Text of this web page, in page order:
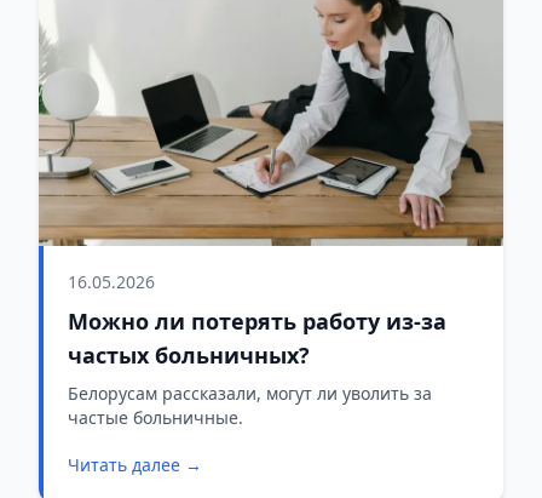
16.05.2026
Можно ли потерять работу из-за
частых больничных?
Белорусам рассказали, могут ли уволить за
частые больничные.
Читать далее →